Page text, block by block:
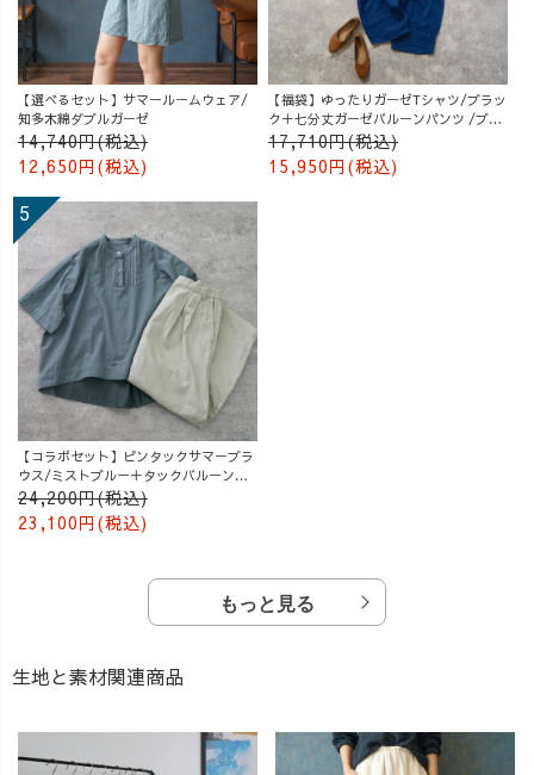
【選べるセット】サマールームウェア/
知多木綿ダブルガーゼ
14,740円(税込)
12,650円(税込)
【福袋】ゆったりガーゼTシャツ/ブラッ
ク＋七分丈ガーゼバルーンパンツ /ブル
ー
17,710円(税込)
15,950円(税込)
【コラボセット】ピンタックサマーブラ
ウス/ミストブルー＋タックバルーンパ
ンツ/グレージュ
24,200円(税込)
23,100円(税込)
もっと見る
生地と素材関連商品